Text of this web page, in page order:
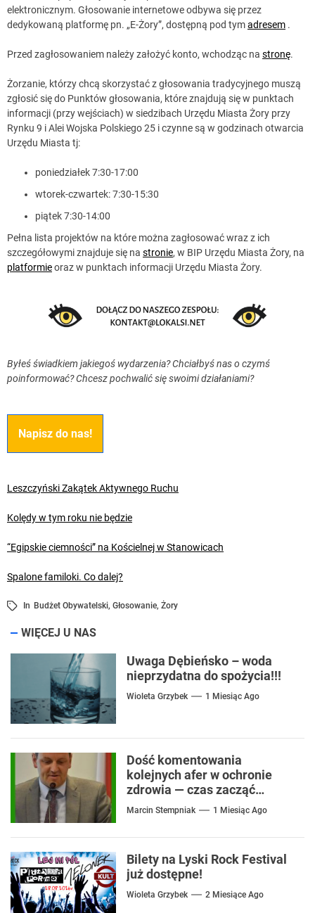
elektronicznym. Głosowanie internetowe odbywa się przez
dedykowaną platformę pn. „E-Żory”, dostępną pod tymadresem .
Przed zagłosowaniem należy założyć konto, wchodząc na stronę.
Żorzanie, którzy chcą skorzystać z głosowania tradycyjnego muszą
zgłosić się do Punktów głosowania, które znajdują się w punktach
informacji (przy wejściach) w siedzibach Urzędu Miasta Żory przy
Rynku 9 i Alei Wojska Polskiego 25 i czynne są w godzinach otwarcia
Urzędu Miasta tj:
poniedziałek 7:30-17:00
wtorek-czwartek: 7:30-15:30
piątek 7:30-14:00
Pełna lista projektów na które można zagłosować wraz z ich
szczegółowymi znajduje się na stronie, w BIP Urzędu Miasta Żory, na
platformieoraz w punktach informacji Urzędu Miasta Żory.
Byłeś świadkiem jakiegoś wydarzenia? Chciałbyś nas o czymś
poinformować? Chcesz pochwalić się swoimi działaniami?
Napisz do nas!
Leszczyński Zakątek Aktywnego Ruchu
Kolędy w tym roku nie będzie
“Egipskie ciemności” na Kościelnej w Stanowicach
Spalone familoki. Co dalej?
In Budżet Obywatelski, Głosowanie, Żory
WIĘCEJ U NAS
Uwaga Dębieńsko – woda
nieprzydatna do spożycia!!!
Wioleta Grzybek 1 Miesiąc Ago
Dość komentowania
kolejnych afer w ochronie
zdrowia — czas zacząć
mówić o rozwiązaniach
Marcin Stempniak 1 Miesiąc Ago
Bilety na Lyski Rock Festival
już dostępne!
Wioleta Grzybek 2 Miesiące Ago